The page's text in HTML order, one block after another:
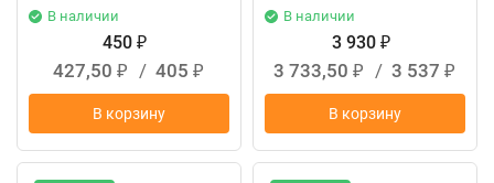
В наличии
450 ₽
427,50 ₽ / 405 ₽
В корзину
В наличии
3 930 ₽
3 733,50 ₽ / 3 537 ₽
В корзину